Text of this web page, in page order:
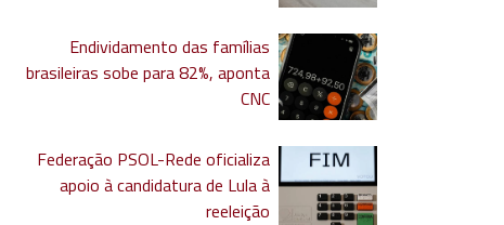
Endividamento das famílias
brasileiras sobe para 82%, aponta
CNC
Federação PSOL-Rede oficializa
apoio à candidatura de Lula à
reeleição